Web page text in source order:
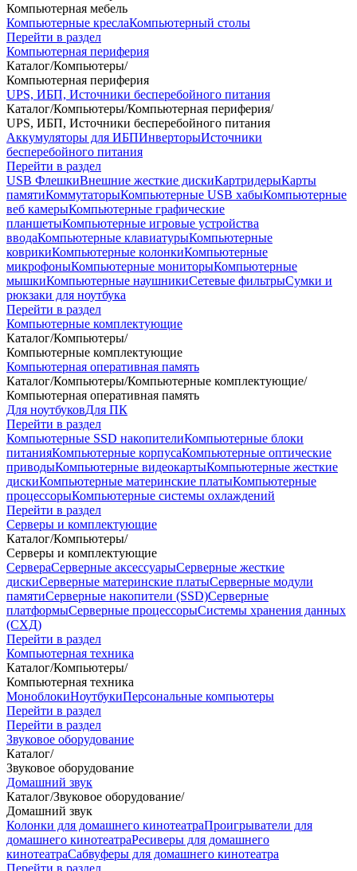
Компьютерная мебель
Компьютерные креслаКомпьютерный столы
Перейти в раздел
Компьютерная периферия
Каталог/Компьютеры/
Компьютерная периферия
UPS, ИБП, Источники бесперебойного питания
Каталог/Компьютеры/Компьютерная периферия/
UPS, ИБП, Источники бесперебойного питания
Аккумуляторы для ИБПИнверторыИсточники
бесперебойного питания
Перейти в раздел
USB ФлешкиВнешние жесткие дискиКартридерыКарты
памятиКоммутаторыКомпьютерные USB хабыКомпьютерные
веб камерыКомпьютерные графические
планшетыКомпьютерные игровые устройства
вводаКомпьютерные клавиатурыКомпьютерные
коврикиКомпьютерные колонкиКомпьютерные
микрофоныКомпьютерные мониторыКомпьютерные
мышкиКомпьютерные наушникиСетевые фильтрыСумки и
рюкзаки для ноутбука
Перейти в раздел
Компьютерные комплектующие
Каталог/Компьютеры/
Компьютерные комплектующие
Компьютерная оперативная память
Каталог/Компьютеры/Компьютерные комплектующие/
Компьютерная оперативная память
Для ноутбуковДля ПК
Перейти в раздел
Компьютерные SSD накопителиКомпьютерные блоки
питанияКомпьютерные корпусаКомпьютерные оптические
приводыКомпьютерные видеокартыКомпьютерные жесткие
дискиКомпьютерные материнские платыКомпьютерные
процессорыКомпьютерные системы охлаждений
Перейти в раздел
Серверы и комплектующие
Каталог/Компьютеры/
Серверы и комплектующие
СервераСерверные аксессуарыСерверные жесткие
дискиСерверные материнские платыСерверные модули
памятиСерверные накопители (SSD)Серверные
платформыСерверные процессорыСистемы хранения данных
(СХД)
Перейти в раздел
Компьютерная техника
Каталог/Компьютеры/
Компьютерная техника
МоноблокиНоутбукиПерсональные компьютеры
Перейти в раздел
Перейти в раздел
Звуковое оборудование
Каталог/
Звуковое оборудование
Домашний звук
Каталог/Звуковое оборудование/
Домашний звук
Колонки для домашнего кинотеатраПроигрыватели для
домашнего кинотеатраРесиверы для домашнего
кинотеатраСабвуферы для домашнего кинотеатра
Перейти в раздел